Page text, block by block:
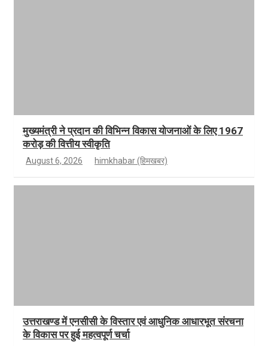
मुख्यमंत्री ने प्रदान की विभिन्न विकास योजनाओं के लिए 1967
करोड़ की वित्तीय स्वीकृति
August 6, 2026 himkhabar (हिमखबर)
उत्तराखण्ड में एनसीसी के विस्तार एवं आधुनिक आधारभूत संरचना
के विकास पर हुई महत्वपूर्ण चर्चा